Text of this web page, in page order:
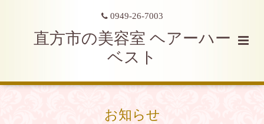
0949-26-7003
直方市の美容室 ヘアーハー
ベスト
お知らせ